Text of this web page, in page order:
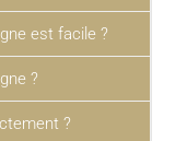
est facile ?
?
?